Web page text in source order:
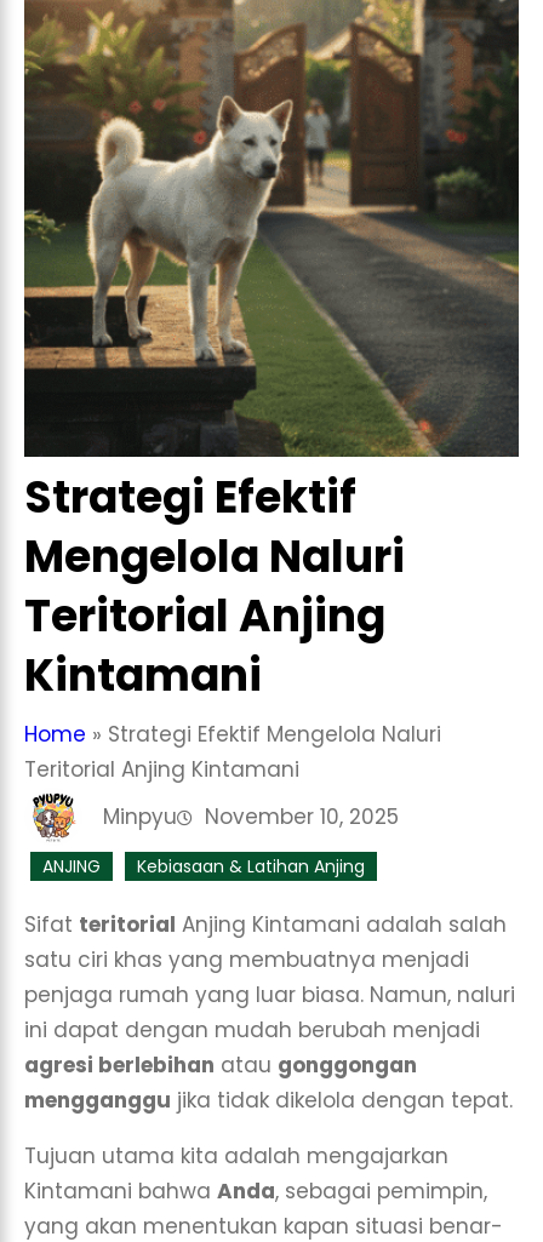
Strategi Efektif
Mengelola Naluri
Teritorial Anjing
Kintamani
Home » Strategi Efektif Mengelola Naluri
Teritorial Anjing Kintamani
Minpyu
November 10, 2025
ANJING Kebiasaan & Latihan Anjing
Sifat teritorial Anjing Kintamani adalah salah
satu ciri khas yang membuatnya menjadi
penjaga rumah yang luar biasa. Namun, naluri
ini dapat dengan mudah berubah menjadi
agresi berlebihan atau gonggongan
mengganggu jika tidak dikelola dengan tepat.
Tujuan utama kita adalah mengajarkan
Kintamani bahwa Anda, sebagai pemimpin,
yang akan menentukan kapan situasi benar-